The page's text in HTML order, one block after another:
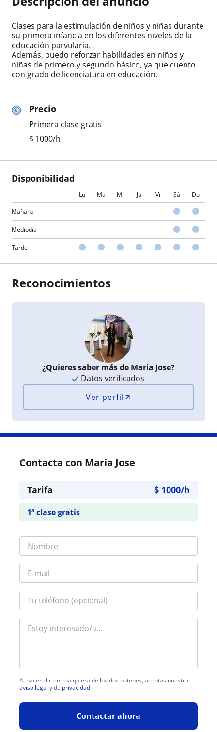
Precio
Primera clase gratis
$ 1000/h
Disponibilidad
Lu Ma Mi Ju Vi Sá Do
Mañana
Mediodía
Tarde
Clases para la estimulación de niños y niñas durante
su primera infancia en los diferentes niveles de la
educación parvularia.
Además, puedo reforzar habilidades en niños y
niñas de primero y segundo básico, ya que cuento
con grado de licenciatura en educación.
Reconocimientos
¿Quieres saber más de Maria Jose?
Datos verificados
Ver perfil
Contacta con Maria Jose
Tarifa $ 1000/h
1ª clase gratis
Al hacer clic en cualquiera de los dos botones, aceptas nuestro
aviso legal y de privacidad
Contactar ahora